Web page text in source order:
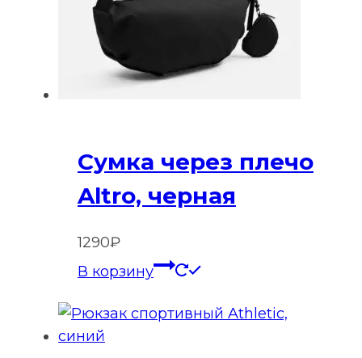
Сумка через плечо
Altro, черная
1290₽
В корзину